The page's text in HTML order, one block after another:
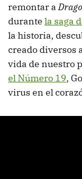
remontar a
durante la saga
la historia,
creado diversos
vida de nuestro
el Número 19,
virus en el